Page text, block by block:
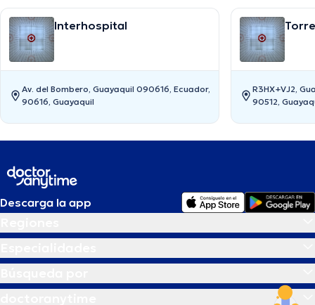
Interhospital
Av. del Bombero, Guayaquil 090616, Ecuador,
90616, Guayaquil
R3HX+VJ2,
90512,
Descarga la app